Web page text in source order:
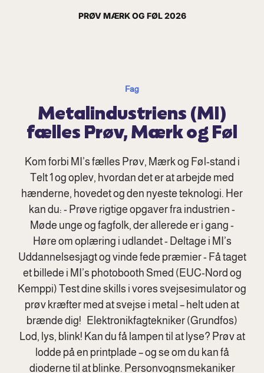
PRØV MÆRK OG FØL 2026
Fag
Metalindustriens (MI)
fælles Prøv, Mærk og Føl
Kom forbi MI’s fælles Prøv, Mærk og Føl-stand i
Telt 1 og oplev, hvordan det er at arbejde med
hænderne, hovedet og den nyeste teknologi. Her
kan du: - Prøve rigtige opgaver fra industrien -
Møde unge og fagfolk, der allerede er i gang -
Høre om oplæring i udlandet - Deltage i MI’s
Uddannelsesjagt og vinde fede præmier - Få taget
et billede i MI’s photobooth Smed (EUC-Nord og
Kemppi) Test dine skills i vores svejsesimulator og
prøv kræfter med at svejse i metal – helt uden at
brænde dig! Elektronikfagtekniker (Grundfos)
Lod, lys, blink! Kan du få lampen til at lyse? Prøv at
lodde på en printplade – og se om du kan få
dioderne til at blinke. Personvognsmekaniker